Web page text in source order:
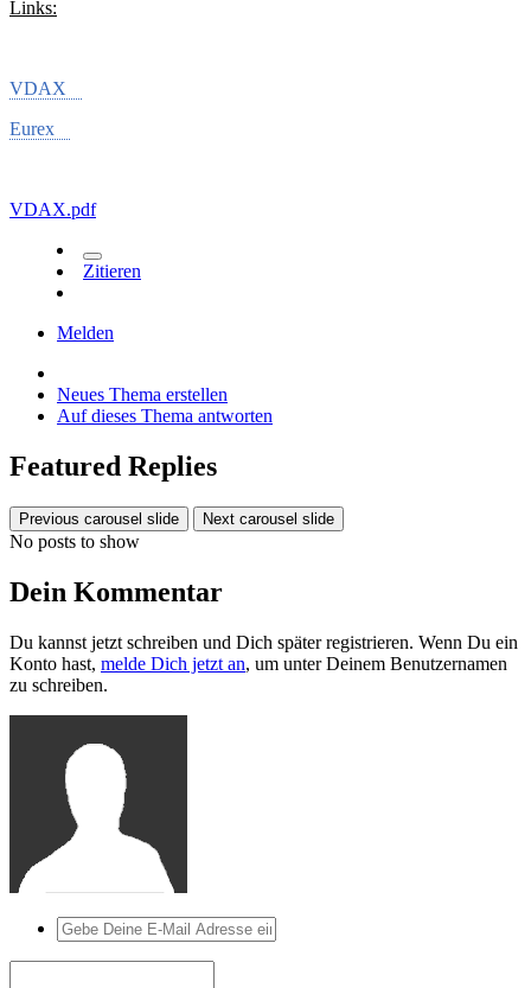
Links:
VDAX
Eurex
VDAX.pdf
Zitieren
Melden
Neues Thema erstellen
Auf dieses Thema antworten
Featured Replies
Previous carousel slide Next carousel slide
No posts to show
Dein Kommentar
Du kannst jetzt schreiben und Dich später registrieren. Wenn Du ein
Konto hast, melde Dich jetzt an, um unter Deinem Benutzernamen
zu schreiben.